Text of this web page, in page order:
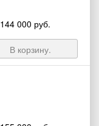
144 000 руб.
В корзину.